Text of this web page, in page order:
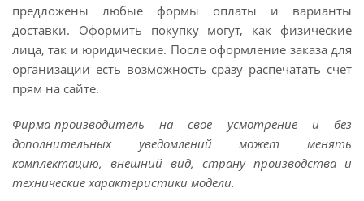
предложены любые формы оплаты и варианты
доставки. Оформить покупку могут, как физические
лица, так и юридические. После оформление заказа для
организации есть возможность сразу распечатать счет
прям на сайте.
Фирма-производитель на свое усмотрение и без
дополнительных уведомлений может менять
комплектацию, внешний вид, страну производства и
технические характеристики модели.